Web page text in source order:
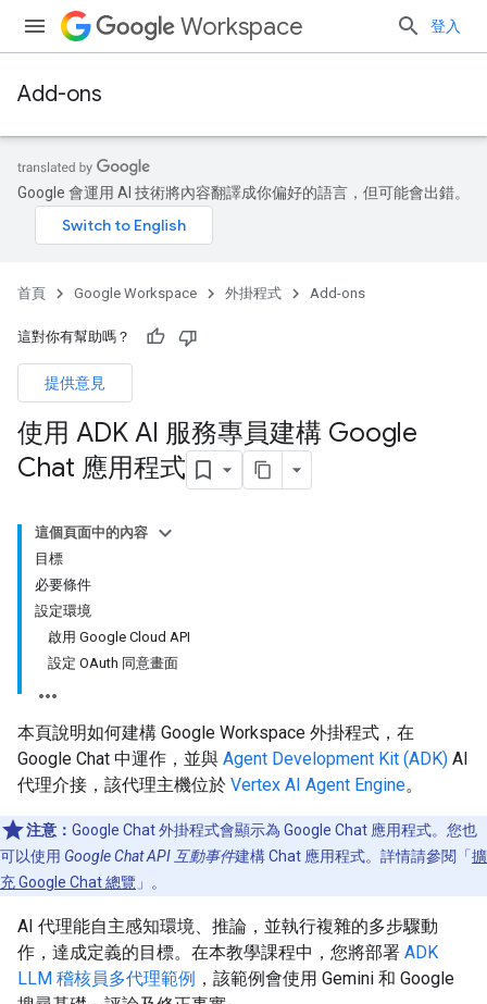
Workspace 登入
Add-ons
Google 會運用 AI 技術將內容翻譯成你偏好的語言，但可能會出錯。
首頁 Google Workspace 外掛程式 Add-ons
這對你有幫助嗎？
提供意見
使用 ADK AI 服務專員建構 Google
Chat 應用程式
這個頁面中的內容
目標
必要條件
設定環境
啟用 Google Cloud API
設定 OAuth 同意畫面
本頁說明如何建構 Google Workspace 外掛程式，在
Google Chat 中運作，並與 Agent Development Kit (ADK) AI
代理介接，該代理主機位於 Vertex AI Agent Engine。
注意： Google Chat 外掛程式會顯示為 Google Chat 應用程式。您也
可以使用 Google Chat API 互動事件建構 Chat 應用程式。詳情請參閱「 擴
充 Google Chat 總覽 」。
AI 代理能自主感知環境、推論，並執行複雜的多步驟動
作，達成定義的目標。在本教學課程中，您將部署 ADK
LLM 稽核員多代理範例 ，該範例會使用 Gemini 和 Google